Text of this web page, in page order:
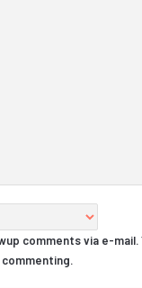
comments via e-mail.